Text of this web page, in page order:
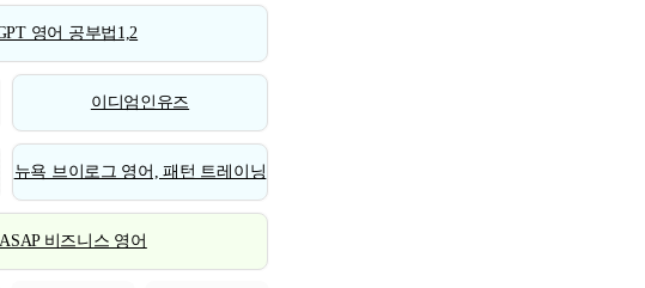
영어 공부법1,2
이디엄인유즈
뉴욕 브이로그 영어, 패턴 트레이닝
ASAP 비즈니스 영어